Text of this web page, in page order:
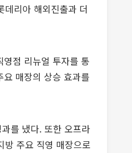
리아 해외진출과 더
점 리뉴얼 투자를 통
요 매장의 상승 효과를
를 냈다. 또한 오프라
방 주요 직영 매장으로